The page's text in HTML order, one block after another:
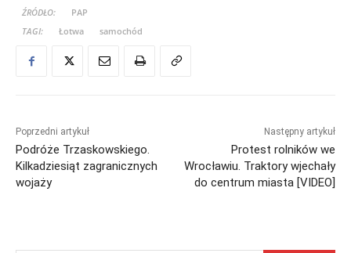
ŹRÓDŁO:
PAP
TAGI:
Łotwa samochód
Poprzedni artykuł
Podróże Trzaskowskiego.
Kilkadziesiąt zagranicznych
wojaży
Następny artykuł
Protest rolników we
Wrocławiu. Traktory wjechały
do centrum miasta [VIDEO]